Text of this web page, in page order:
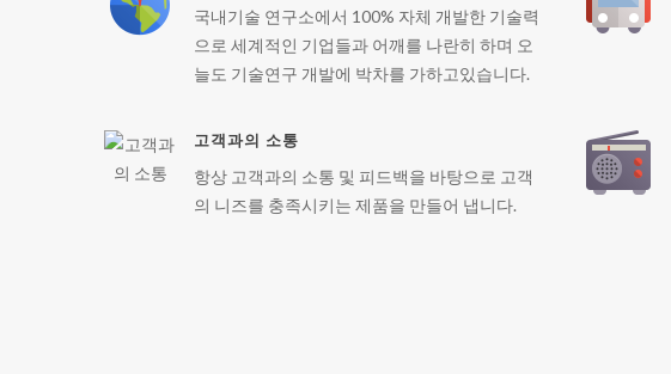
국내기술 연구소에서 100% 자체 개발한 기술력
으로 세계적인 기업들과 어깨를 나란히 하며 오
늘도 기술연구 개발에 박차를 가하고있습니다.
고객과의 소통
항상 고객과의 소통 및 피드백을 바탕으로 고객
의 니즈를 충족시키는 제품을 만들어 냅니다.